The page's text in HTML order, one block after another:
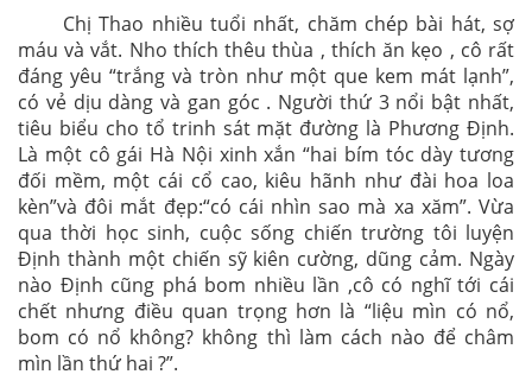
Chị Thao nhiều tuổi nhất, chăm chép bài hát, sợ
máu và vắt. Nho thích thêu thùa , thích ăn kẹo , cô rất
đáng yêu “trắng và tròn như một que kem mát lạnh”,
có vẻ dịu dàng và gan góc . Người thứ 3 nổi bật nhất,
tiêu biểu cho tổ trinh sát mặt đường là Phương Định.
Là một cô gái Hà Nội xinh xắn “hai bím tóc dày tương
đối mềm, một cái cổ cao, kiêu hãnh như đài hoa loa
kèn”và đôi mắt đẹp:“có cái nhìn sao mà xa xăm”. Vừa
qua thời học sinh, cuộc sống chiến trường tôi luyện
Định thành một chiến sỹ kiên cường, dũng cảm. Ngày
nào Định cũng phá bom nhiều lần ,cô có nghĩ tới cái
chết nhưng điều quan trọng hơn là “liệu mìn có nổ,
bom có nổ không? không thì làm cách nào để châm
mìn lần thứ hai ?”.